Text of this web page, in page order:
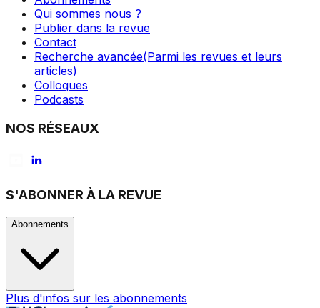
Qui sommes nous ?
Publier dans la revue
Contact
Recherche avancée(Parmi les revues et leurs
articles)
Colloques
Podcasts
NOS RÉSEAUX
S'ABONNER À LA REVUE
Abonnements
Plus d'infos sur les abonnements